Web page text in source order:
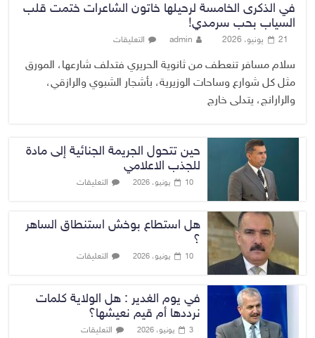
في الذكرى الخامسة لرحيلها خاتون الشاعرات ختمت قلب
السياب بحب سرمدي!
21 يونيو، 2026 admin التعليقات
سلام مسافر تنعطف من ثانوية الحريري فتدلف شارعها، المورق
مثل كل شوارع وساحات الوزيرية، بأشجار الشبوي والرازقي،
والرارانج، يتدلى خارج
حين تتحول الجريمة الجنائية إلى مادة
للجذب الاعلامي
10 يونيو، 2026 التعليقات
هل استطاع بوخش استنطاق الساهر
؟
10 يونيو، 2026 التعليقات
في يوم الغدير : هل الولاية كلمات
نرددها أم قيم نعيشها؟
3 يونيو، 2026 التعليقات